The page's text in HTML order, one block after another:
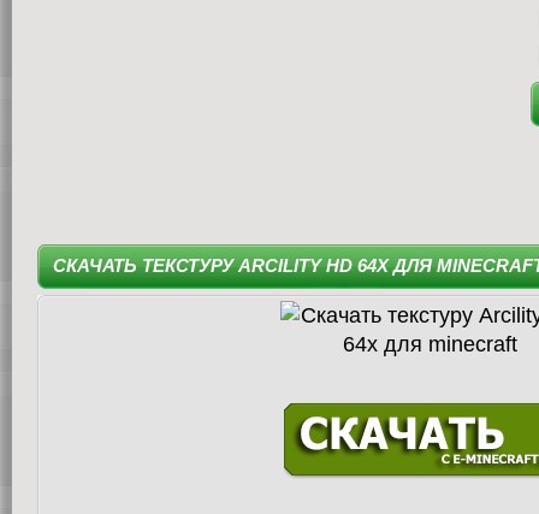
СКАЧАТЬ ТЕКСТУРУ ARCILITY HD 64X ДЛЯ